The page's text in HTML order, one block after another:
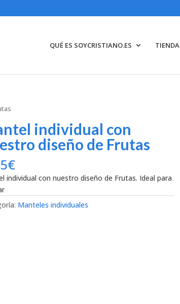
QUÉ ES SOYCRISTIANO.ES TIENDA
individual con
diseño de Frutas
€
individual con nuestro diseño de Frutas. Ideal para
Manteles individuales